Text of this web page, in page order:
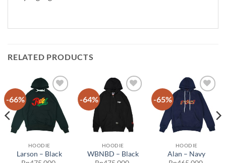
RELATED PRODUCTS
-66%
Add to
wishlist
HOODIE
Larson – Black
-64%
Add to
wishlist
HOODIE
WBNBD – Black
-65%
Add to
wishlist
HOODIE
Alan – Navy